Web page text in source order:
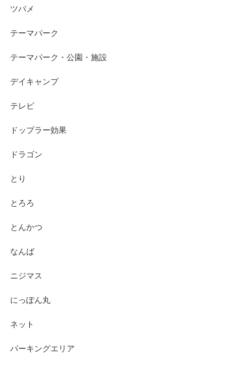
ツバメ
テーマパーク
テーマパーク・公園・施設
デイキャンプ
テレビ
ドップラー効果
ドラゴン
とり
とろろ
とんかつ
なんば
ニジマス
にっぽん丸
ネット
パーキングエリア